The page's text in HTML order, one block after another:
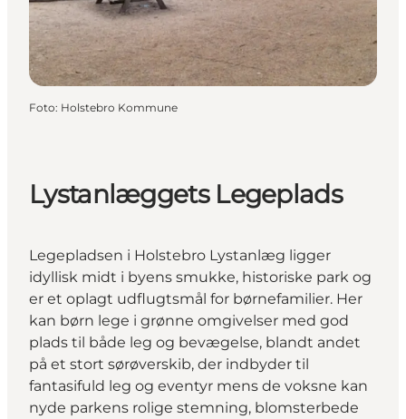
Foto: Holstebro Kommune
Lystanlæggets Legeplads
Legepladsen i Holstebro Lystanlæg ligger
idyllisk midt i byens smukke, historiske park og
er et oplagt udflugtsmål for børnefamilier. Her
kan børn lege i grønne omgivelser med god
plads til både leg og bevægelse, blandt andet
på et stort sørøverskib, der indbyder til
fantasifuld leg og eventyr mens de voksne kan
nyde parkens rolige stemning, blomsterbede